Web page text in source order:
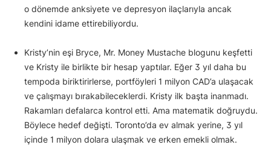
o dönemde anksiyete ve depresyon ilaçlarıyla ancak
kendini idame ettirebiliyordu.
Kristy’nin eşi Bryce, Mr. Money Mustache blogunu keşfetti
ve Kristy ile birlikte bir hesap yaptılar. Eğer 3 yıl daha bu
tempoda biriktirirlerse, portföyleri 1 milyon CAD’a ulaşacak
ve çalışmayı bırakabileceklerdi. Kristy ilk başta inanmadı.
Rakamları defalarca kontrol etti. Ama matematik doğruydu.
Böylece hedef değişti. Toronto’da ev almak yerine, 3 yıl
içinde 1 milyon dolara ulaşmak ve erken emekli olmak.